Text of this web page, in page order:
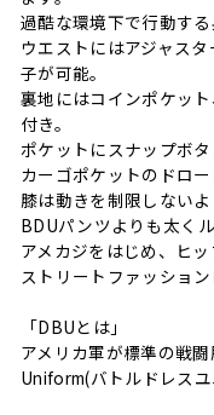
過酷な環境下で行動す
ウエストにはアジャス
子が可能。
裏地にはコインポケッ
付き。
ポケットにスナップボタ
カーゴポケットのドロー
膝は動きを制限しない
BDUパンツよりも太く
アメカジをはじめ、ヒ
ストリートファッショ
「DBUとは」
アメリカ軍が標準の戦
Uniform(バトルドレスユ